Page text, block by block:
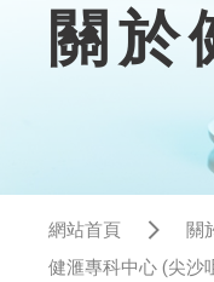
關於
網站首頁
關
健滙專科中心 (尖沙